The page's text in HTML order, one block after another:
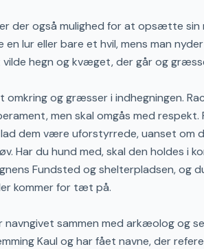
der også mulighed for at opsætte sin
lur eller bare et hvil, mens man
vilde hegn og kvæget, der går og
og græsser i indhegningen.
men skal omgås med
dem være uforstyrrede, uanset om
Har du hund med, skal den holdes i
Fundsted og shelterpladsen, og
kommer for tæt på.
navngivet sammen med arkæolog og
Kaul og har fået navne, der